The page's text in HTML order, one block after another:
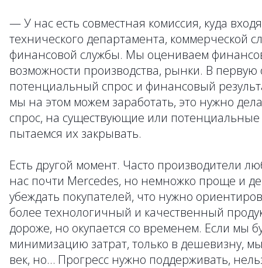
— У нас есть совместная комиссия, куда
технического департамента, коммерческой
финансовой службы. Мы оцениваем
возможности производства, рынки. В
потенциальный спрос и финансовый
мы на этом можем заработать, это нужно
спрос, на существующие или потенциальные
пытаемся их закрывать.
Есть другой момент. Часто производители
нас почти Mercedes, но немножко проще и
убеждать покупателей, что нужно
более технологичный и качественный
дороже, но окупается со временем. Если мы
минимизацию затрат, только в дешевизну,
век, но… Прогресс нужно поддерживать,